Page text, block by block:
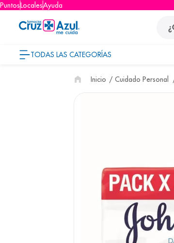
PuntosLocalesAyuda
TODAS LAS CATEGORÍAS
Cuidado Personal